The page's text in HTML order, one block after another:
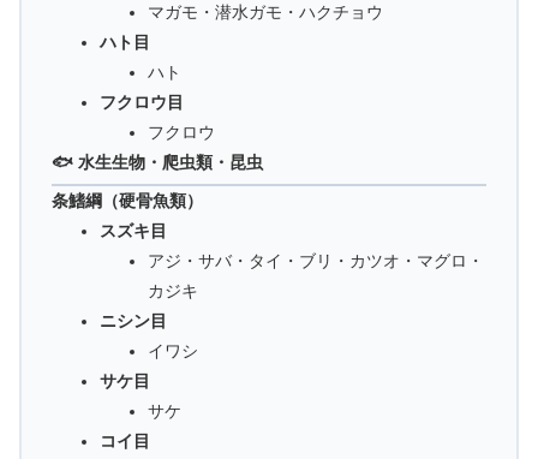
マガモ・潜水ガモ・ハクチョウ
ハト目
ハト
フクロウ目
フクロウ
🐟 水生生物・爬虫類・昆虫
条鰭綱（硬骨魚類）
スズキ目
アジ・サバ・タイ・ブリ・カツオ・マグロ・
カジキ
ニシン目
イワシ
サケ目
サケ
コイ目